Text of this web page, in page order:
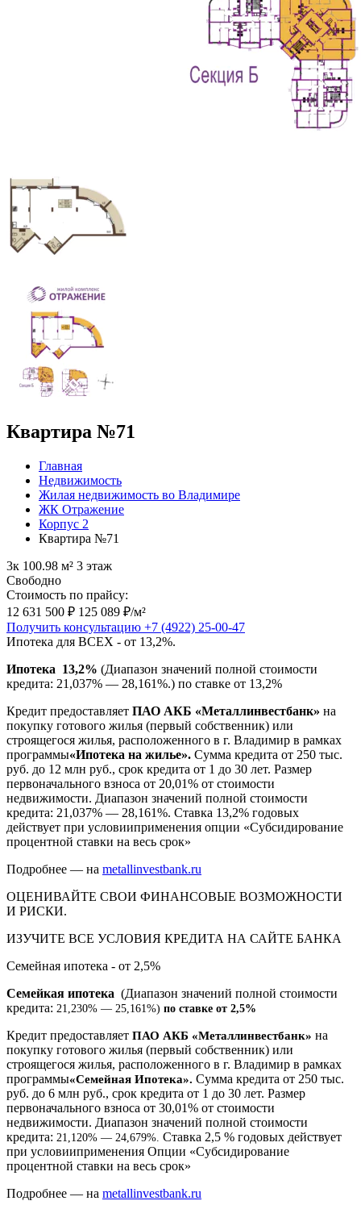
Квартира №71
Главная
Недвижимость
Жилая недвижимость во Владимире
ЖК Отражение
Корпус 2
Квартира №71
3к 100.98 м² 3 этаж
Свободно
Стоимость по прайсу:
12 631 500 ₽ 125 089 ₽/м²
Получить консультацию +7 (4922) 25-00-47
Ипотека для ВСЕХ - от 13,2%.
Ипотека 13,2% (Диапазон значений полной стоимости
кредита: 21,037% — 28,161%.) по ставке от 13,2%
Кредит предоставляет ПАО АКБ «Металлинвестбанк» на
покупку готового жилья (первый собственник) или
строящегося жилья, расположенного в г. Владимир в рамках
программы«Ипотека на жилье». Сумма кредита от 250 тыс.
руб. до 12 млн руб., срок кредита от 1 до 30 лет. Размер
первоначального взноса от 20,01% от стоимости
недвижимости. Диапазон значений полной стоимости
кредита: 21,037% — 28,161%. Ставка 13,2% годовых
действует при условииприменения опции «Субсидирование
процентной ставки на весь срок»
Подробнее — на metallinvestbank.ru
ОЦЕНИВАЙТЕ СВОИ ФИНАНСОВЫЕ ВОЗМОЖНОСТИ
И РИСКИ.
ИЗУЧИТЕ ВСЕ УСЛОВИЯ КРЕДИТА НА САЙТЕ БАНКА
Семейная ипотека - от 2,5%
Семейкая ипотека (Диапазон значений полной стоимости
кредита: 21,230% — 25,161%) по ставке от 2,5%
Кредит предоставляет ПАО АКБ «Металлинвестбанк» на
покупку готового жилья (первый собственник) или
строящегося жилья, расположенного в г. Владимир в рамках
программы«Семейная Ипотека». Сумма кредита от 250 тыс.
руб. до 6 млн руб., срок кредита от 1 до 30 лет. Размер
первоначального взноса от 30,01% от стоимости
недвижимости. Диапазон значений полной стоимости
кредита: 21,120% — 24,679%. Ставка 2,5 % годовых действует
при условииприменения Опции «Субсидирование
процентной ставки на весь срок»
Подробнее — на metallinvestbank.ru